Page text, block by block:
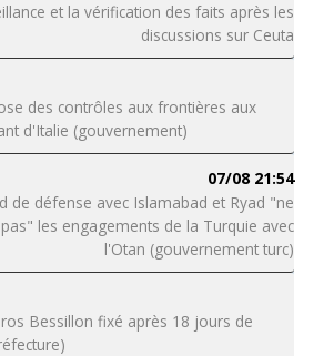
et la vérification des faits après les
discussions sur Ceuta
des contrôles aux frontières aux
d'Italie (gouvernement)
07/08 21:54
de défense avec Islamabad et Ryad "ne
les engagements de la Turquie avec
l'Otan (gouvernement turc)
Bessillon fixé après 18 jours de